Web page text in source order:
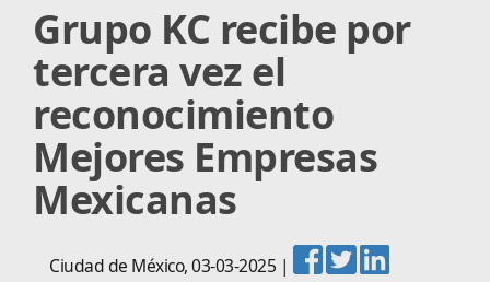
Grupo KC recibe por
tercera vez el
reconocimiento
Mejores Empresas
Mexicanas
Ciudad de México,03-03-2025 |